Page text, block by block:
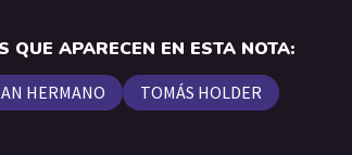
QUE APARECEN EN ESTA NOTA:
HERMANO TOMÁS HOLDER